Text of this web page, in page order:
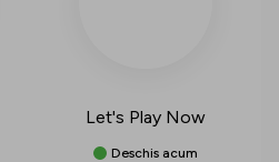
Let's Play Now
Deschis acum